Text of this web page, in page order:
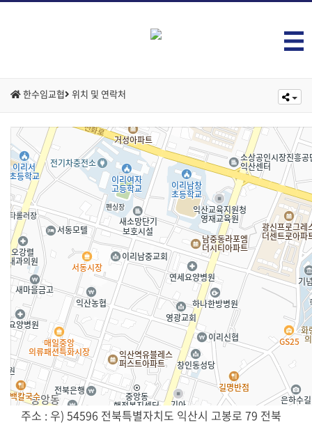
한수임교협 위치 및 연락처
주소 : 우) 54596 전북특별자치도 익산시 고봉로 79 전북